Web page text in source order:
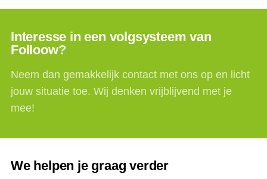
Interesse in een volgsysteem van
Folloow?
Neem dan gemakkelijk contact met ons op en licht
jouw situatie toe. Wij denken vrijblijvend met je
mee!
We helpen je graag verder